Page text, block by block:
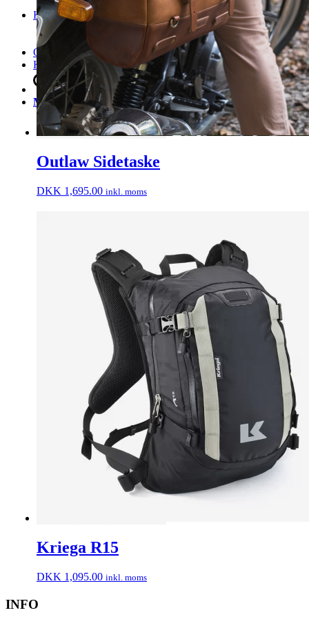
Vespa Tilbehør
Knallerter
Piaggio
Om os
Kontakt.
Søg
Menu
Menu
Outlaw Sidetaske
DKK 1,695.00 inkl. moms
Kriega R15
DKK 1,095.00 inkl. moms
INFO